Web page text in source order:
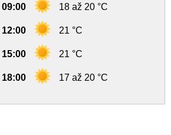
09:00 18 až 20 °C
12:00 21 °C
15:00 21 °C
18:00 17 až 20 °C